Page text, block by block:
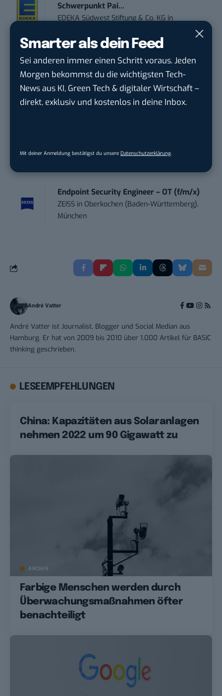
Smarter als dein Feed
Sei anderen immer einen Schritt voraus. Jeden
Morgen bekommst du die wichtigsten Tech-
News aus KI, Green Tech & digitaler Wirtschaft –
direkt, exklusiv und kostenlos in deine Inbox.
Mit deiner Anmeldung bestätigst du unsere Datenschutzerklärung.
Schwerpunkt Pai...
EDEKA Südwest Stiftung & Co. KG in
Social Media Consultant & Account Lead
(m...
Social DNA GmbHinFrankfurt am Main,
Frankfurt am Main
.wtv Württemberger Medien GmbH & ...
Endpoint Security Engineer – OT (f/m/x)
ZEISS in Oberkochen (Baden-Württemberg),
München
André Vatter
André Vatter ist Journalist, Blogger und Social Median aus
Hamburg. Er hat von 2009 bis 2010 über 1.000 Artikel für BASIC
thinking geschrieben.
LESEEMPFEHLUNGEN
China: Kapazitäten aus Solaranlagen
nehmen 2022 um 90 Gigawatt zu
ARCHIV
Farbige Menschen werden durch
Überwachungsmaßnahmen öfter
benachteiligt